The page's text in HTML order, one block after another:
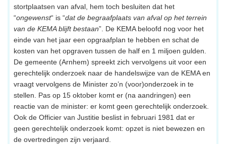
stortplaatsen van afval, hem toch besluiten dat het
“ongewenst“ is “dat de begraafplaats van afval op het terrein
van de KEMA blijft bestaan”. De KEMA beloofd nog voor het
einde van het jaar een opgraafplan te hebben en schat de
kosten van het opgraven tussen de half en 1 miljoen gulden.
De gemeente (Arnhem) spreekt zich vervolgens uit voor een
gerechtelijk onderzoek naar de handelswijze van de KEMA en
vraagt vervolgens de Minister zo’n (voor)onderzoek in te
stellen. Pas op 15 oktober komt er (na aandringen) een
reactie van de minister: er komt geen gerechtelijk onderzoek.
Ook de Officier van Justitie beslist in februari 1981 dat er
geen gerechtelijk onderzoek komt: opzet is niet bewezen en
de overtredingen zijn verjaard.